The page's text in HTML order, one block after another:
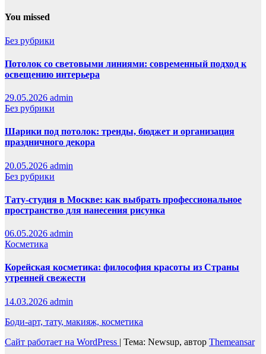
You missed
Без рубрики
Потолок со световыми линиями: современный подход к
освещению интерьера
29.05.2026 admin
Без рубрики
Шарики под потолок: тренды, бюджет и организация
праздничного декора
20.05.2026 admin
Без рубрики
Тату-студия в Москве: как выбрать профессиональное
пространство для нанесения рисунка
06.05.2026 admin
Косметика
Корейская косметика: философия красоты из Страны
утренней свежести
14.03.2026 admin
Боди-арт, тату, макияж, косметика
Сайт работает на WordPress | Тема: Newsup, автор Themeansar